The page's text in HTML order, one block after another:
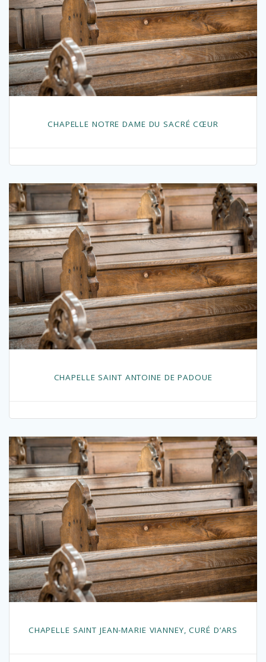
CHAPELLE NOTRE DAME DU SACRÉ CŒUR
CHAPELLE SAINT ANTOINE DE PADOUE
CHAPELLE SAINT JEAN-MARIE VIANNEY, CURÉ D’ARS